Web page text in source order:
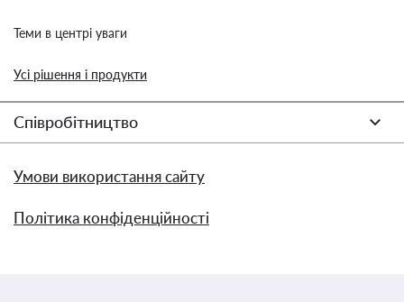
Теми в центрі уваги
Усі рішення і продукти
Співробітництво
Умови використання сайту
Політика конфіденційності